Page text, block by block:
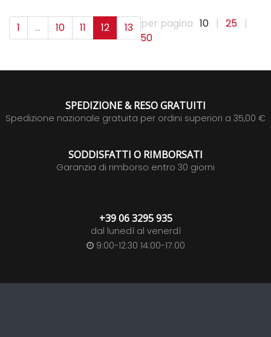
1 ... 10 11 12 13 per pagina 10 | 25
|
50
SPEDIZIONE & RESO GRATUITI
Spedizione nazionale gratuita per ordini superiori a 35,00 €
SODDISFATTI O RIMBORSATI
Garanzia di rimborso entro 30 giorni
+39 06 3295 935
dal lunedì al venerdì
9:00-12:30 14:00-17:00